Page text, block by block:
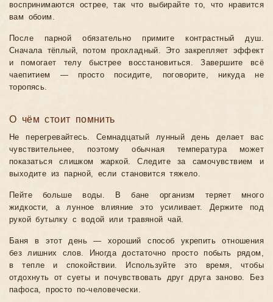
воспринимаются острее, так что выбирайте то, что нравится
вам обоим.
После парной обязательно примите контрастный душ.
Сначала тёплый, потом прохладный. Это закрепляет эффект
и помогает телу быстрее восстановиться. Завершите всё
чаепитием — просто посидите, поговорите, никуда не
торопясь.
О чём стоит помнить
Не перегревайтесь. Семнадцатый лунный день делает вас
чувствительнее, поэтому обычная температура может
показаться слишком жаркой. Следите за самочувствием и
выходите из парной, если становится тяжело.
Пейте больше воды. В бане организм теряет много
жидкости, а лунное влияние это усиливает. Держите под
рукой бутылку с водой или травяной чай.
Баня в этот день — хороший способ укрепить отношения
без лишних слов. Иногда достаточно просто побыть рядом,
в тепле и спокойствии. Используйте это время, чтобы
отдохнуть от суеты и почувствовать друг друга заново. Без
пафоса, просто по-человечески.